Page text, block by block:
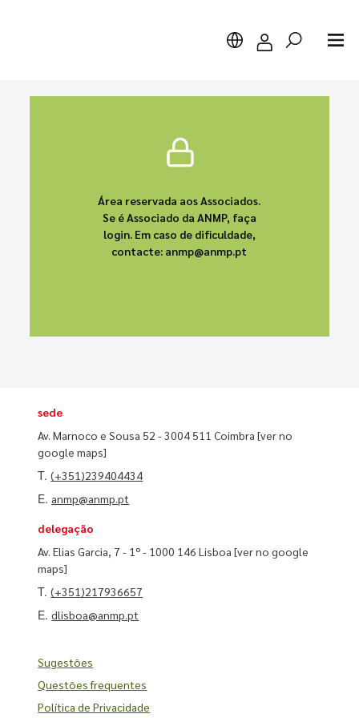
Área reservada aos Associados.
Se é Associado da ANMP, faça
login. Em caso de dificuldade,
contacte: anmp@anmp.pt
sede
Av. Marnoco e Sousa 52 - 3004 511 Coimbra[ver no
google maps]
T.(+351)239404434
E. anmp@anmp.pt
delegação
Av. Elias Garcia, 7 - 1º - 1000 146 Lisboa[ver no google
maps]
T.(+351)217936657
E.dlisboa@anmp.pt
Sugestões
Questões frequentes
Política de Privacidade